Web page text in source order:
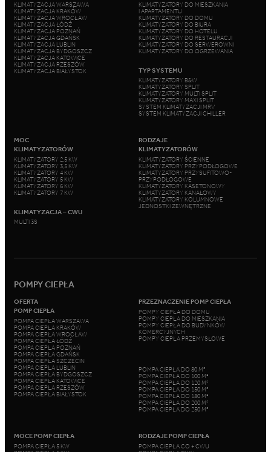
KLIMATYZACJA WARSZAWA
KLIMATYZACJA KRAKÓW
KLIMATYZACJA WROCŁAW
KLIMATYZACJA ŁÓDŹ
KLIMATYZACJA POZNAŃ
KLIMATYZACJA GDAŃSK
KLIMATYZACJA LUBLIN
KLIMATYZACJA BYDGOSZCZ
KLIMATYZACJA KATOWICE
KLIMATYZACJA RZESZÓW
KLIMATYZACJA BIAŁYSTOK
KLIMATYZATORY DO MIESZKANIA
I APARTAMENTU
KLIMATYZATORY DO DOMU
KLIMATYZATORY DO BIURA
KLIMATYZATORY DO HOTELU
KLIMATYZATORY DO RESTAURACJI
KLIMATYZATORY DO SERWEROWNI
KLIMATYZATORY DO OGRZEWANIA
TYP SYSTEMU
KLIMATYZATORY B&W
KLIMATYZATORY SPLIT
KLIMATYZATORY MULTI SPLIT
KLIMATYZATORY MAXI SPLIT
SYSTEM KLIMATYZACJI MRV
SYSTEM KLIMATYZACJI CHILLER
MOC
KLIMATYZATORÓW
KLIMATYZATORY 2,5 KW
KLIMATYZATORY 3,5 KW
KLIMATYZATORY 4 KW
KLIMATYZATORY 5 KW
KLIMATYZATORY 6 KW
KLIMATYZATORY 7 KW
KLIMATYZACJA – CWU
MULTI 3S
RODZAJE
KLIMATYZATORÓW
KLIMATYZATORY ŚCIENNE
KLIMATYZATORY PRZYPODŁOGOWE
KLIMATYZATORY PRZYSUFITOWO-
PRZYPODŁOGOWE
KLIMATYZATORY KASETONOWY
KLIMATYZATORY KANAŁOWY
KLIMATYZATORY KOLUMNOWE
JEDNOSTKI ZEWNĘTRZNE
POMPY CIEPŁA
OFERTA
POMP CIEPŁA
POMPA CIEPŁA WARSZAWA
POMPA CIEPŁA KRAKÓW
POMPA CIEPŁA WROCŁAW
POMPA CIEPŁA ŁÓDŹ
POMPA CIEPŁA POZNAŃ
POMPA CIEPŁA GDAŃSK
POMPA CIEPŁA SZCZECIN
POMPA CIEPŁA LUBLIN
POMPA CIEPŁA BYDGOSZCZ
POMPA CIEPŁA KATOWICE
POMPA CIEPŁA RZESZÓW
POMPA CIEPŁA BIAŁYSTOK
PRZEZNACZENIE POMP CIEPŁA
POMPY CIEPŁA DO DOMU
POMPY CIEPŁA DO MIESZKANIA
POMPY CIEPŁA DO BUDYNKÓW
KOMERCYJNYCH
POMPY CIEPŁA PRZEMYSŁOWE
POMPA CIEPŁA DO 80 M²
POMPA CIEPŁA DO 100 M²
POMPA CIEPŁA DO 120 M²
POMPA CIEPŁA DO 150 M²
POMPA CIEPŁA DO 180 M²
POMPA CIEPŁA DO 200 M²
POMPA CIEPŁA DO 250 M²
MOCE POMP CIEPŁA
POMPA CIEPŁA 5 KW
RODZAJE POMP CIEPŁA
POMPA CIEPŁA CO + CWU